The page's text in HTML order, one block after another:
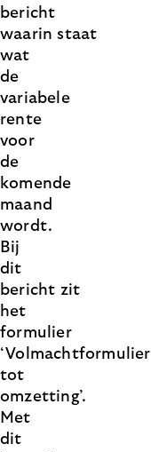
bericht
waarin staat
wat
de
variabele
rente
voor
de
komende
maand
wordt.
Bij
dit
bericht zit
het
formulier
‘Volmachtformulier
tot
omzetting’.
Met
dit